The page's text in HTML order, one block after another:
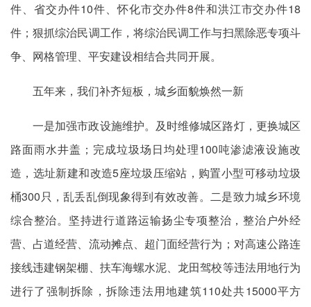
件、省交办件10件、怀化市交办件8件和洪江市交办件18
件；狠抓综治民调工作，将综治民调工作与扫黑除恶专项斗
争、网格管理、平安建设相结合共同开展。
五年来，我们补齐短板，城乡面貌焕然一新
一是加强市政设施维护。及时维修城区路灯，更换城区
路面雨水井盖；完成垃圾场日均处理100吨渗滤液设施改
造，选址新建和改造5座垃圾压缩站，购置小型可移动垃圾
桶300只，乱丢乱倒现象得到有效改善。二是致力城乡环境
综合整治。坚持进行道路运输扬尘专项整治，整治户外经
营、占道经营、流动摊点、超门面经营行为；对高速公路连
接线违建钢架棚、扶车海螺水泥、龙田驾校等违法用地行为
进行了强制拆除，拆除违法用地建筑110处共15000平方